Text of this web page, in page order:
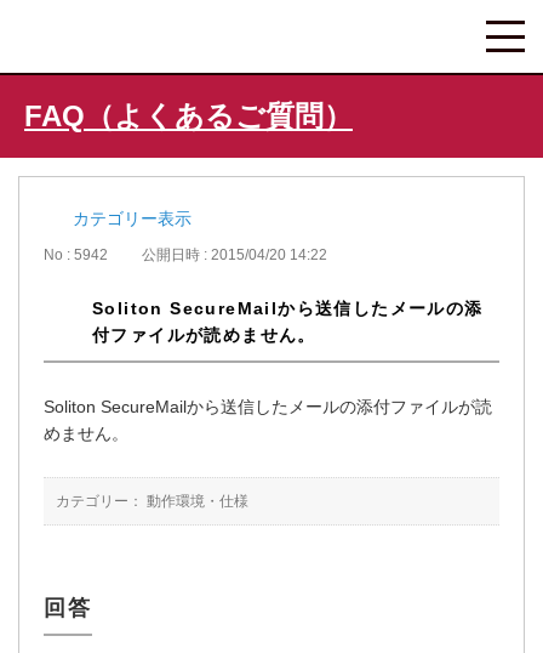
FAQ（よくあるご質問）
カテゴリー表示
No : 5942 公開日時 : 2015/04/20 14:22
Soliton SecureMailから送信したメールの添
付ファイルが読めません。
Soliton SecureMailから送信したメールの添付ファイルが読
めません。
カテゴリー： 動作環境・仕様